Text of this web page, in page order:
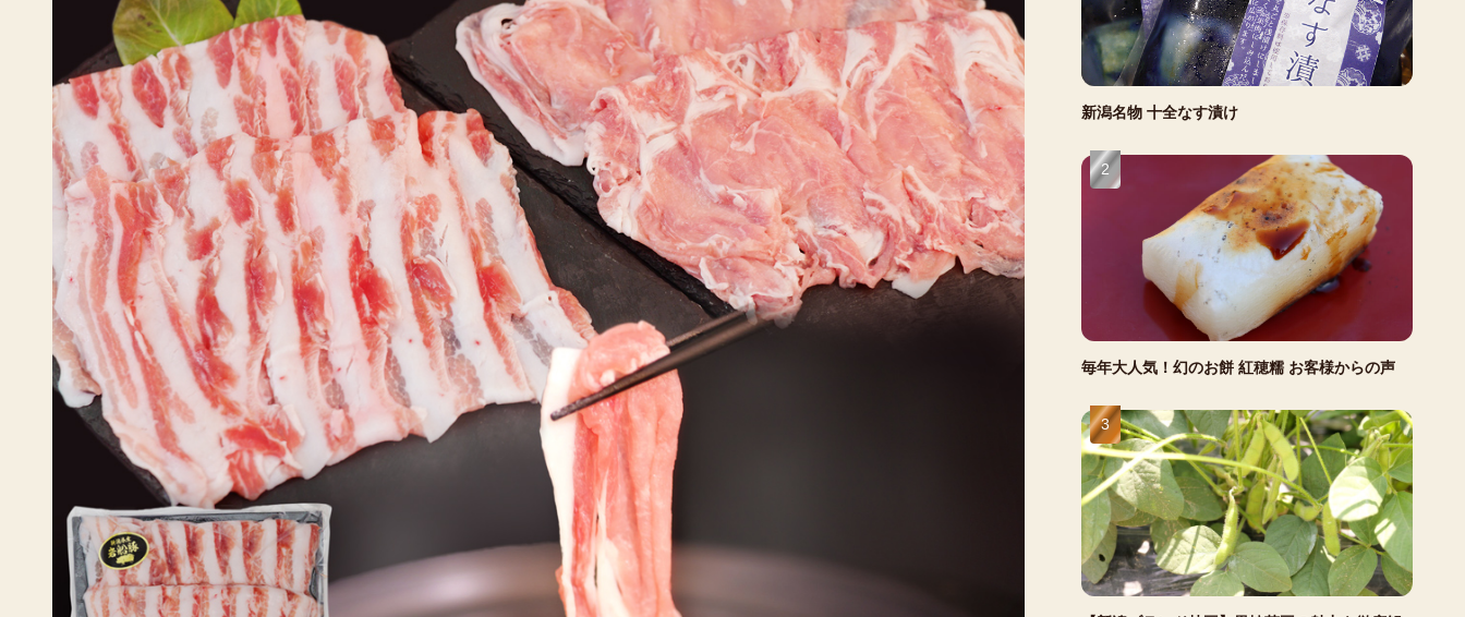
新潟名物 十全なす漬け
毎年大人気！幻のお餅 紅穂糯 お客様からの声